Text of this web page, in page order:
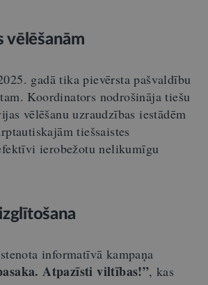
vēlēšanām
gadā tika pievērsta pašvaldību
Koordinators nodrošināja tiešu
vēlēšanu uzraudzības iestādēm
tiešsaistes
ierobežotu nelikumīgu
informatīvā kampaņa
Atpazīsti viltības!”, kas